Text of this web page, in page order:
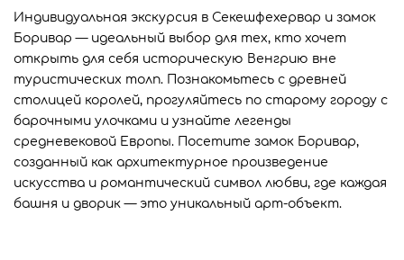
Индивидуальная экскурсия в Секешфехервар и замок
Боривар — идеальный выбор для тех, кто хочет
открыть для себя историческую Венгрию вне
туристических толп. Познакомьтесь с древней
столицей королей, прогуляйтесь по старому городу с
барочными улочками и узнайте легенды
средневековой Европы. Посетите замок Боривар,
созданный как архитектурное произведение
искусства и романтический символ любви, где каждая
башня и дворик — это уникальный арт-объект.